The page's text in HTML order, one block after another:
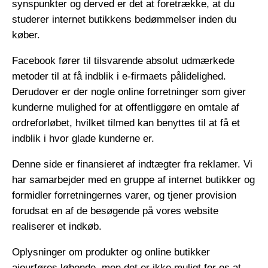
synspunkter og derved er det at foretrække, at du
studerer internet butikkens bedømmelser inden du
køber.
Facebook fører til tilsvarende absolut udmærkede
metoder til at få indblik i e-firmaets pålidelighed.
Derudover er der nogle online forretninger som giver
kunderne mulighed for at offentliggøre en omtale af
ordreforløbet, hvilket tilmed kan benyttes til at få et
indblik i hvor glade kunderne er.
Denne side er finansieret af indtægter fra reklamer. Vi
har samarbejder med en gruppe af internet butikker og
formidler forretningernes varer, og tjener provision
forudsat en af de besøgende på vores website
realiserer et indkøb.
Oplysninger om produkter og online butikker